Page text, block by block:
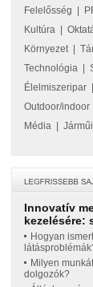
Felelősség
Kultúra
Környezet|
Technológia
Élelmiszeripar
Outdoor/indoor
Média
Innovatív
kezelésére:
Hogyan
Milyen
dolgozók?